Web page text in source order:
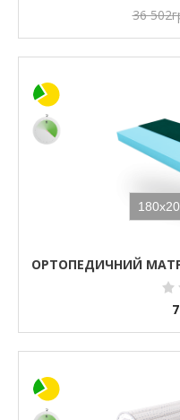
36 502
ОРТОПЕДИЧНИЙ